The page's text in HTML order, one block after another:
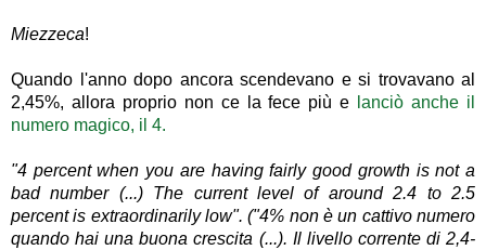
Miezzeca!
Quando l'anno dopo ancora scendevano e si trovavano al
2,45%, allora proprio non ce la fece più e
lanciò anche il
numero magico, il 4.
"4 percent when you are having fairly good growth is not a
bad number (...) The current level of around 2.4 to 2.5
percent is extraordinarily low". ("4% non è un cattivo numero
quando hai una buona crescita (...). Il livello corrente di 2,4-